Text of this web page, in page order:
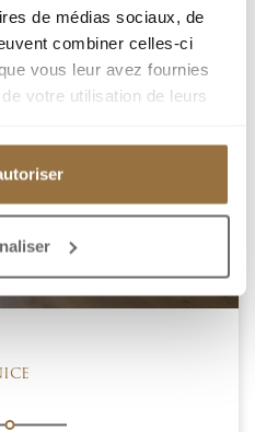
de médias sociaux, de
combiner celles-ci
vous leur avez fournies
votre utilisation de leurs